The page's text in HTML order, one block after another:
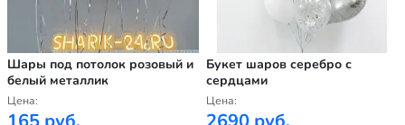
Шары под потолок розовый и
белый металлик
Цена:
Букет шаров серебро с
сердцами
Цена: